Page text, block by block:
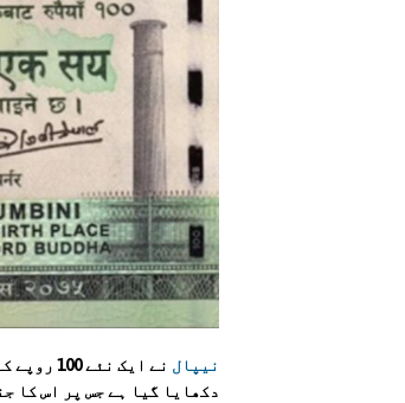
نیپال نے ایک نئے 100 روپے کے کرنسی نوٹ کا اعلان کرکے
دکھایا گیا ہے جس پر اس کا